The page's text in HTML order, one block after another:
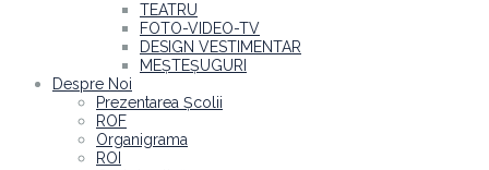
TEATRU
FOTO-VIDEO-TV
DESIGN VESTIMENTAR
MEȘTEȘUGURI
Despre Noi
Prezentarea Școlii
ROF
Organigrama
ROI